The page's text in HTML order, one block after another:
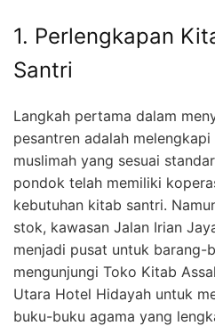
1. Perlengkapan
Santri
Langkah pertama dalam
pesantren adalah
muslimah yang sesuai
pondok telah memiliki
kebutuhan kitab santri.
stok, kawasan Jalan Irian
menjadi pusat untuk barang-
mengunjungi Toko Kitab
Utara Hotel Hidayah untuk
buku-buku agama yang